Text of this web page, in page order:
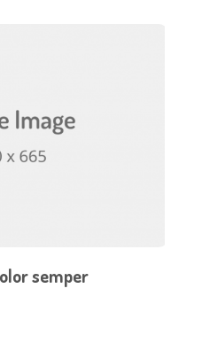
semper